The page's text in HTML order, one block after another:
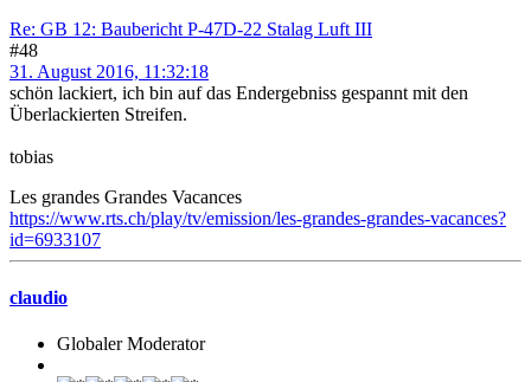
Re: GB 12: Baubericht P-47D-22 Stalag Luft III
#48
31. August 2016, 11:32:18
schön lackiert, ich bin auf das Endergebniss gespannt mit den
Überlackierten Streifen.
tobias
Les grandes Grandes Vacances
https://www.rts.ch/play/tv/emission/les-grandes-grandes-vacances?
id=6933107
claudio
Globaler Moderator